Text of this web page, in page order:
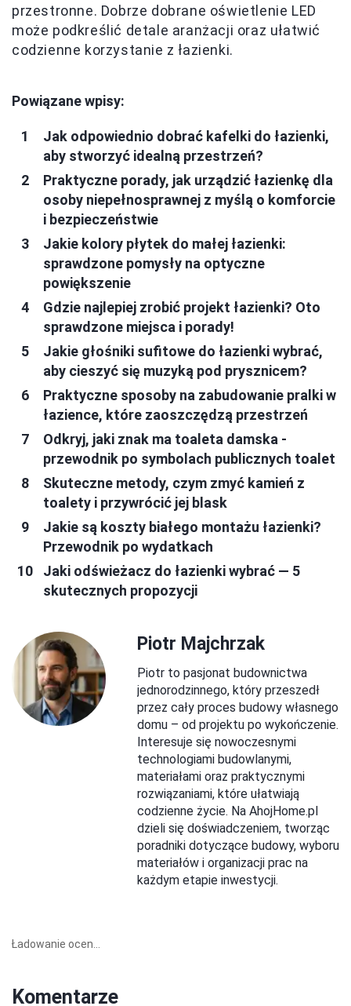
przestronne. Dobrze dobrane oświetlenie LED
może podkreślić detale aranżacji oraz ułatwić
codzienne korzystanie z łazienki.
Powiązane wpisy:
Jak odpowiednio dobrać kafelki do łazienki,
aby stworzyć idealną przestrzeń?
Praktyczne porady, jak urządzić łazienkę dla
osoby niepełnosprawnej z myślą o komforcie
i bezpieczeństwie
Jakie kolory płytek do małej łazienki:
sprawdzone pomysły na optyczne
powiększenie
Gdzie najlepiej zrobić projekt łazienki? Oto
sprawdzone miejsca i porady!
Jakie głośniki sufitowe do łazienki wybrać,
aby cieszyć się muzyką pod prysznicem?
Praktyczne sposoby na zabudowanie pralki w
łazience, które zaoszczędzą przestrzeń
Odkryj, jaki znak ma toaleta damska -
przewodnik po symbolach publicznych toalet
Skuteczne metody, czym zmyć kamień z
toalety i przywrócić jej blask
Jakie są koszty białego montażu łazienki?
Przewodnik po wydatkach
Jaki odświeżacz do łazienki wybrać — 5
skutecznych propozycji
Piotr Majchrzak
Piotr to pasjonat budownictwa
jednorodzinnego, który przeszedł
przez cały proces budowy własnego
domu – od projektu po wykończenie.
Interesuje się nowoczesnymi
technologiami budowlanymi,
materiałami oraz praktycznymi
rozwiązaniami, które ułatwiają
codzienne życie. Na AhojHome.pl
dzieli się doświadczeniem, tworząc
poradniki dotyczące budowy, wyboru
materiałów i organizacji prac na
każdym etapie inwestycji.
Ładowanie ocen...
Komentarze